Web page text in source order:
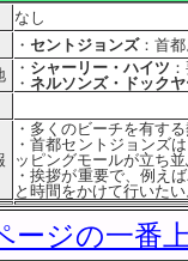
なし
・ セントジョンズ：首
・ シャーリー・ハイツ
・ ネルソンズ・ドック
・多くのビーチを有す
・首都セントジョンズ
ッピングモールが立ち
・挨拶が重要で、例え
と時間をかけて行いた
ージの一番